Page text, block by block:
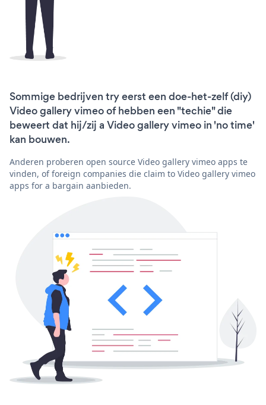
Sommige bedrijven try eerst een doe-het-zelf (diy)
Video gallery vimeo of hebben een "techie" die
beweert dat hij/zij a Video gallery vimeo in 'no time'
kan bouwen.
Anderen proberen open source Video gallery vimeo apps te
vinden, of foreign companies die claim to Video gallery vimeo
apps for a bargain aanbieden.